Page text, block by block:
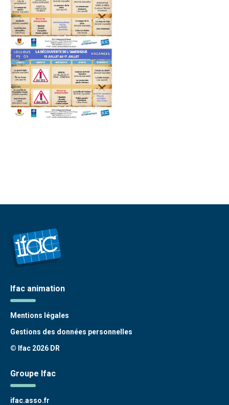
Ifac animation
Mentions légales
Gestions des données personnelles
© Ifac 2026 DR
Groupe Ifac
ifac.asso.fr